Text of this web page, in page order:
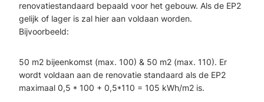
renovatiestandaard bepaald voor het gebouw. Als de EP2
gelijk of lager is zal hier aan voldaan worden.
Bijvoorbeeld:
50 m2 bijeenkomst (max. 100) & 50 m2 (max. 110). Er
wordt voldaan aan de renovatie standaard als de EP2
maximaal 0,5 * 100 + 0,5*110 = 105 kWh/m2 is.